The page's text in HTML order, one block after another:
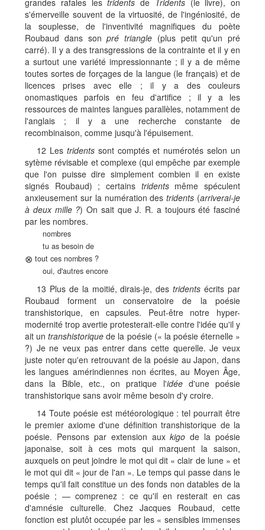
grandes rafales lestridents de Tridents(le livre), on
s'émerveille souvent de la virtuosité, de l'ingéniosité, de
la souplesse, de l'inventivité magnifiques du poète
Roubaud dans sonpré triangle (plus petit qu'un pré
carré). Il y a des transgressions de la contrainte et il y en
a surtout une variété impressionnante ; il y a de même
toutes sortes de forçages de la langue (le français) et de
licences prises avec elle ; il y a des couleurs
onomastiques parfois en feu d'artifice ; il y a les
ressources de maintes langues parallèles, notamment de
l'anglais ; il y a une recherche constante de
recombinaison, comme jusqu'à l'épuisement.
12 Les tridentssont comptés et numérotés selon un
sytème révisable et complexe (qui empêche par exemple
que l'on puisse dire simplement combien il en existe
signés Roubaud) ; certains tridentsmême spéculent
anxieusement sur la numération destridents (arriverai-je
à deux mille ?) On sait que J. R. a toujours été fasciné
par les nombres.
nombres
tu as besoin de
⊗ tout ces nombres ?
oui, d'autres encore
13 Plus de la moitié, dirais-je, destridents écrits par
Roubaud forment un conservatoire de la poésie
transhistorique, en capsules. Peut-être notre hyper-
modernité trop avertie protesterait-elle contre l'idée qu'il y
ait untranshistorique de la poésie (« la poésie éternelle »
?) Je ne veux pas entrer dans cette querelle. Je veux
juste noter qu'en retrouvant de la poésie au Japon, dans
les langues amérindiennes non écrites, au Moyen Âge,
dans la Bible, etc., on pratique l'idéed'une poésie
transhistorique sans avoir même besoin d'y croire.
14 Toute poésie est météorologique : tel pourrait être
le premier axiome d'une définition transhistorique de la
poésie. Pensons par extension auxkigo de la poésie
japonaise, soit à ces mots qui marquent la saison,
auxquels on peut joindre le mot qui dit « clair de lune » et
le mot qui dit « jour de l'an ». Le temps qui passe dans le
temps qu'il fait constitue un des fonds non datables de la
poésie ; — comprenez : ce qu'il en resterait en cas
d'amnésie culturelle. Chez Jacques Roubaud, cette
fonction est plutôt occupée par les « sensibles immenses